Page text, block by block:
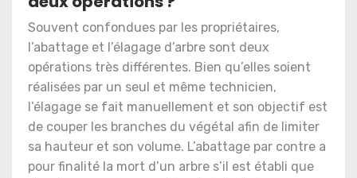
Souvent confondues par les propriétaires,
l’abattage et l’élagage d’arbre sont deux
opérations très différentes. Bien qu’elles soient
réalisées par un seul et même technicien,
l’élagage se fait manuellement et son objectif est
de couper les branches du végétal afin de limiter
sa hauteur et son volume. L’abattage par contre a
pour finalité la mort d’un arbre s’il est établi que